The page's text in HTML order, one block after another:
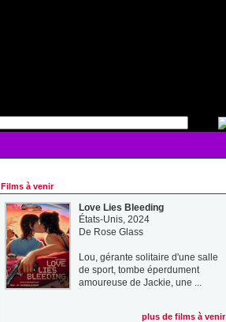
Films à venir
Love Lies Bleeding
États-Unis, 2024
De Rose Glass
Lou, gérante solitaire d'une salle
de sport, tombe éperdument
amoureuse de Jackie, une ...
plus de films à venir